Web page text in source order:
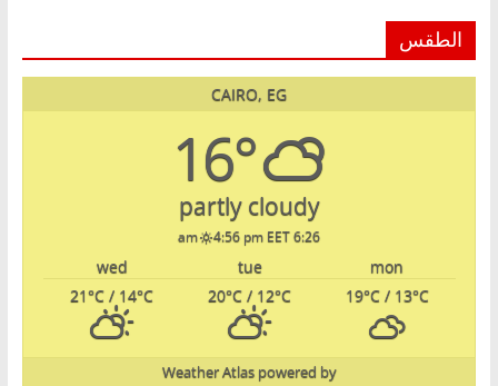
الطقس
CAIRO, EG
16°
partly cloudy
6:26 am
4:56 pm EET
mon
tue
wed
19°C/ 13°C
20°C / 12°C
21°C / 14°C
powered by
Weather Atlas